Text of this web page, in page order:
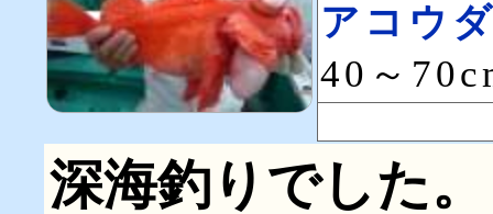
アコウ
40～
深海釣りでした